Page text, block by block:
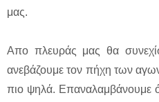
μας.
Απο πλευράς μας θα
ανεβάζουμε τον πήχη των
πιο ψηλά. Επαναλαμβάνουμε